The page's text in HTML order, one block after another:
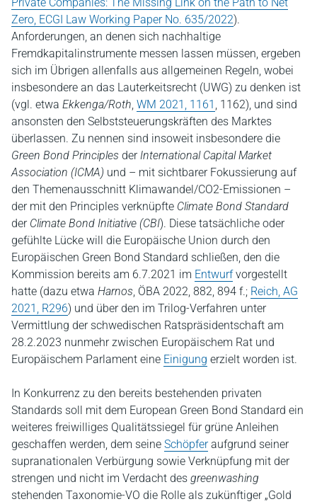
Zero, ECGI Law Working Paper No. 635/2022).
Anforderungen, an denen sich nachhaltige
Fremdkapitalinstrumente messen lassen müssen, ergeben
sich im Übrigen allenfalls aus allgemeinen Regeln, wobei
insbesondere an das Lauterkeitsrecht (UWG) zu denken ist
(vgl. etwa Ekkenga/Roth, WM 2021, 1161 , 1162), und sind
ansonsten den Selbststeuerungskräften des Marktes
überlassen. Zu nennen sind insoweit insbesondere die
Green Bond Principles derInternational Capital Market
Association (ICMA) und – mit sichtbarer Fokussierung auf
den Themenausschnitt Klimawandel/CO2-Emissionen –
der mit den Principles verknüpfte Climate Bond Standard
der Climate Bond Initiative (CBI). Diese tatsächliche oder
gefühlte Lücke will die Europäische Union durch den
Europäischen Green Bond Standard schließen, den die
Kommission bereits am 6.7.2021 im Entwurfvorgestellt
hatte (dazu etwa Harnos, ÖBA 2022, 882, 894 f.; Reich, AG
2021, R296) und über den im Trilog-Verfahren unter
Vermittlung der schwedischen Ratspräsidentschaft am
28.2.2023 nunmehr zwischen Europäischem Rat und
Europäischem Parlament eine Einigung erzielt worden ist.
In Konkurrenz zu den bereits bestehenden privaten
Standards soll mit dem European Green Bond Standard ein
weiteres freiwilliges Qualitätssiegel für grüne Anleihen
geschaffen werden, dem seine Schöpferaufgrund seiner
supranationalen Verbürgung sowie Verknüpfung mit der
strengen und nicht im Verdacht des greenwashing
stehenden Taxonomie-VO die Rolle als zukünftiger „Gold